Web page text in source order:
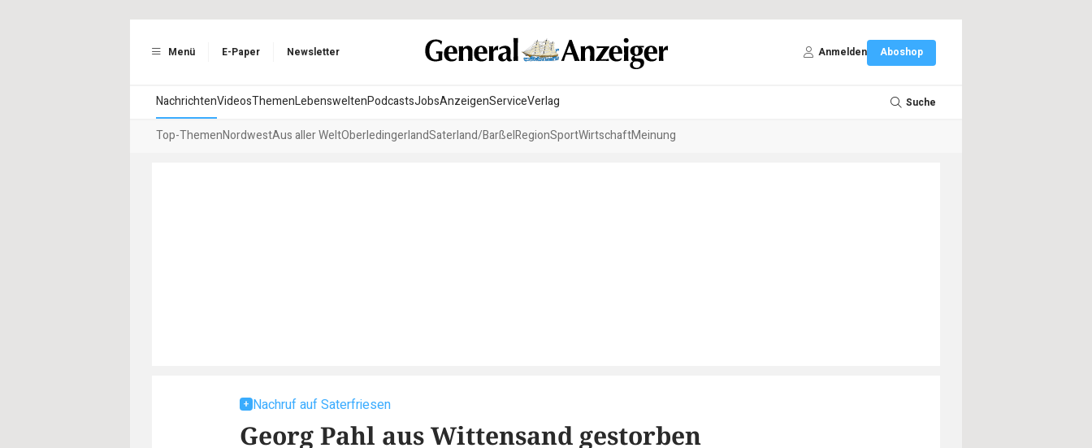
Menü E-Paper Newsletter Anmelden Aboshop
NachrichtenVideosThemenLebensweltenPodcastsJobsAnzeigenServiceVerlag Suche
Top-ThemenNordwestAus aller WeltOberledingerlandSaterland/BarßelRegionSportWirtschaftMeinung
Nachruf auf Saterfriesen
Georg Pahl aus Wittensand gestorben